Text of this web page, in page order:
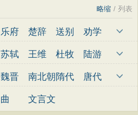
列表
/
略缩
乐府 楚辞 送别
劝学
春天 夏天 秋天
冬天
闺怨 抒情
苏轼 王维 杜牧
陆游
韩愈 岑参 齐己
贾岛
罗隐 贯休 韦庄
屈原
魏晋 南北朝 隋代
唐代
金朝 元代
曲 文言文